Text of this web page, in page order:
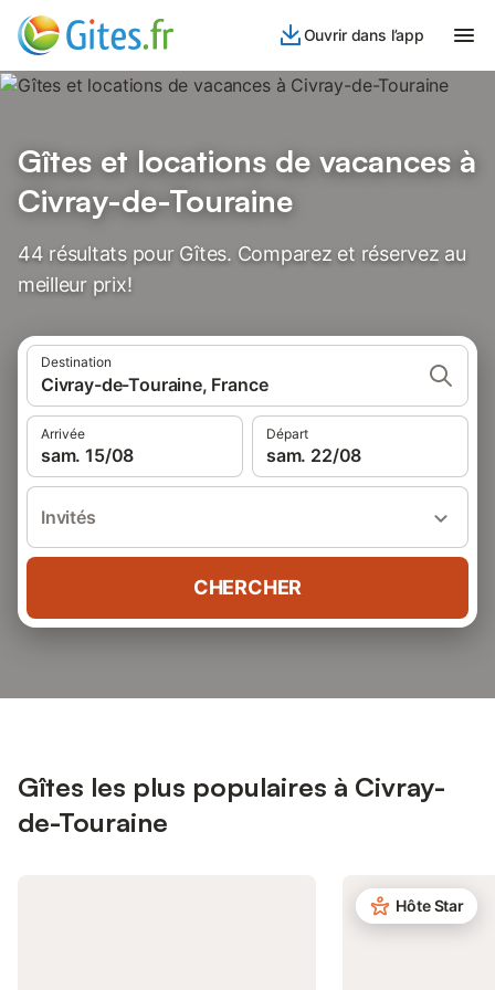
Ouvrir dans l’app
Gîtes et locations de vacances à
Civray-de-Touraine
44 résultats pour Gîtes. Comparez et réservez au
meilleur prix!
Destination
Civray-de-Touraine, France
Arrivée
sam. 15/08
Départ
sam. 22/08
Invités
CHERCHER
Gîtes les plus populaires à Civray-
de-Touraine
Hôte Star